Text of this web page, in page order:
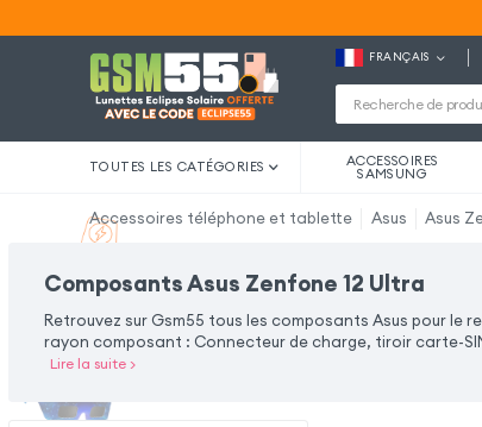
FRANÇAIS
TOUTES LES CATÉGORIES ACCESSOIRES
SAMSUNG
Accessoires téléphone et tablette Asus Asus
Composants Asus Zenfone 12 Ultra
Retrouvez sur Gsm55 tous les composants Asus pour le
rayon composant : Connecteur de charge, tiroir carte-
Lire la suite>